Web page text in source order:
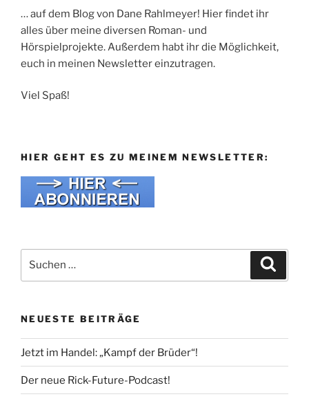
… auf dem Blog von Dane Rahlmeyer! Hier findet ihr
alles über meine diversen Roman- und
Hörspielprojekte. Außerdem habt ihr die Möglichkeit,
euch in meinen Newsletter einzutragen.
Viel Spaß!
HIER GEHT ES ZU MEINEM NEWSLETTER:
nach:
NEUESTE BEITRÄGE
Jetzt im Handel: „Kampf der Brüder“!
Der neue Rick-Future-Podcast!